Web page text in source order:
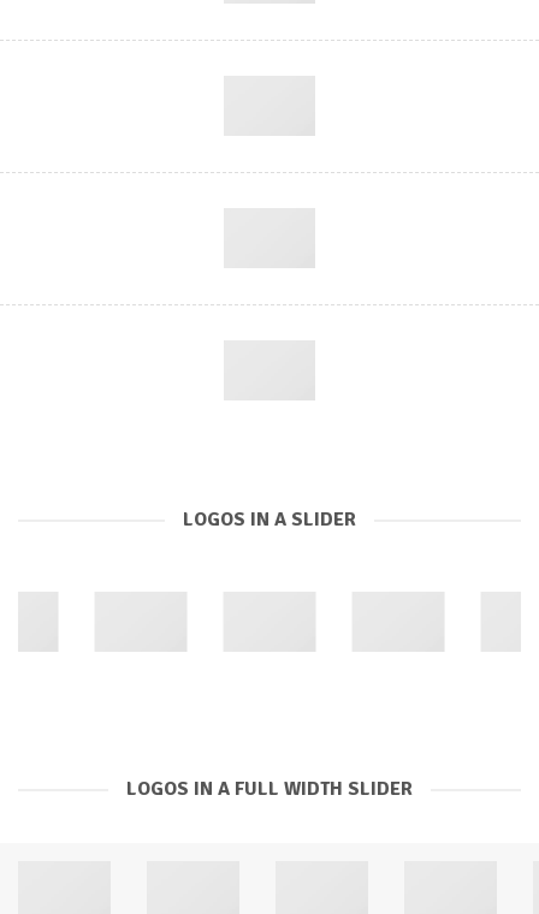
LOGOS IN A SLIDER
LOGOS IN A FULL WIDTH SLIDER